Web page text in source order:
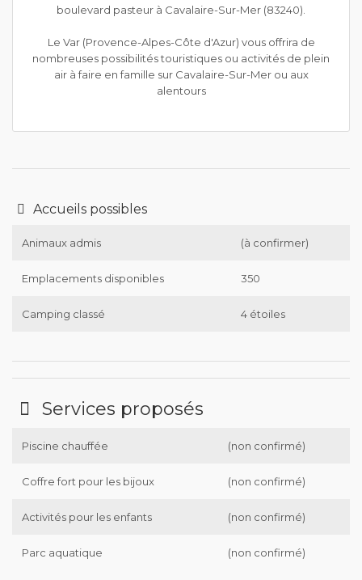
boulevard pasteur à Cavalaire-Sur-Mer (83240).
Le Var (Provence-Alpes-Côte d'Azur) vous offrira de
nombreuses possibilités touristiques ou activités de plein
air à faire en famille sur Cavalaire-Sur-Mer ou aux
alentours
Accueils possibles
Animaux admis (à confirmer)
Emplacements disponibles 350
Camping classé 4 étoiles
Services proposés
Piscine chauffée (non confirmé)
Coffre fort pour les bijoux (non confirmé)
Activités pour les enfants (non confirmé)
Parc aquatique (non confirmé)